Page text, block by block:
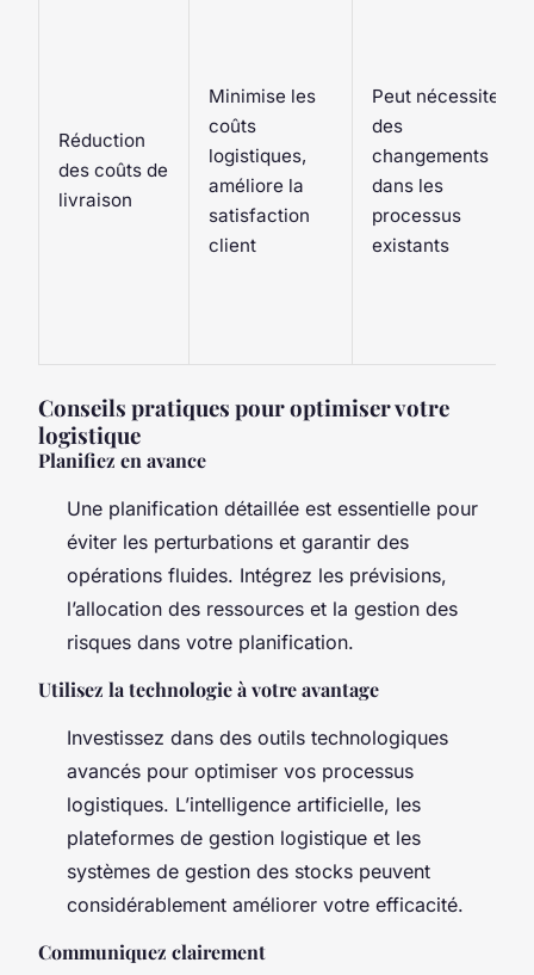
Réduction
des coûts de
livraison
Minimise les
coûts
logistiques,
améliore la
satisfaction
client
Peut nécessiter
des
changements
dans les
processus
existants
Conseils pratiques pour optimiser votre
logistique
Planifiez en avance
Une planification détaillée est essentielle pour
éviter les perturbations et garantir des
opérations fluides. Intégrez les prévisions,
l’allocation des ressources et la gestion des
risques dans votre planification.
Utilisez la technologie à votre avantage
Investissez dans des outils technologiques
avancés pour optimiser vos processus
logistiques. L’intelligence artificielle, les
plateformes de gestion logistique et les
systèmes de gestion des stocks peuvent
considérablement améliorer votre efficacité.
Communiquez clairement